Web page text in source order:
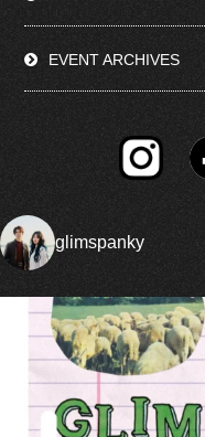
EVENT ARCHIVES
glimspanky